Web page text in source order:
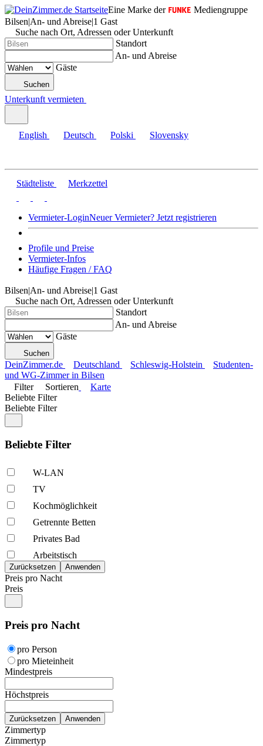
Eine Marke der
Mediengruppe
Bilsen|An- und Abreise|1 Gast
Suche nach Ort, Adressen oder Unterkunft
Standort
An- und Abreise
Gäste
Suchen
Unterkunft vermieten
English Deutsch Polski Slovensky
Städteliste Merkzettel
Vermieter-LoginNeuer Vermieter? Jetzt registrieren
Profile und Preise
Vermieter-Infos
Häufige Fragen / FAQ
Bilsen|An- und Abreise|1 Gast
Suche nach Ort, Adressen oder Unterkunft
Standort
An- und Abreise
Gäste
Suchen
DeinZimmer.de Deutschland Schleswig-Holstein
Studenten-
und WG-Zimmer in Bilsen
Filter
Sortieren
Karte
Beliebte Filter
Beliebte Filter
Beliebte Filter
W-LAN
TV
Kochmöglich­keit
Getrennte Betten
Privates Bad
Arbeitstisch
Preis pro Nacht
Preis
Preis pro Nacht
pro Person
pro Mieteinheit
Mindestpreis
Höchstpreis
Zimmertyp
Zimmertyp